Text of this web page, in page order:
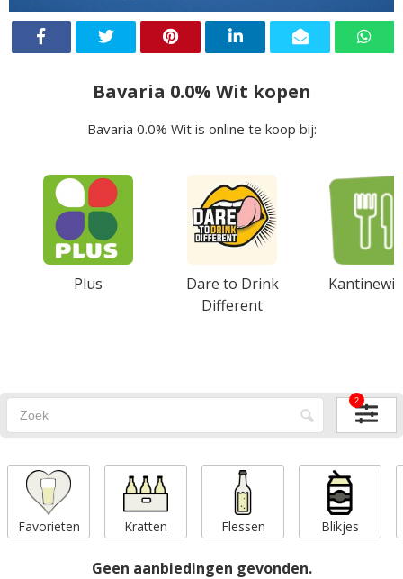
Bavaria 0.0% Wit kopen
Bavaria 0.0% Wit is online te koop bij:
Plus
Dare to Drink
Different
2
Favorieten Kratten Flessen Blikjes
Geen aanbiedingen gevonden.